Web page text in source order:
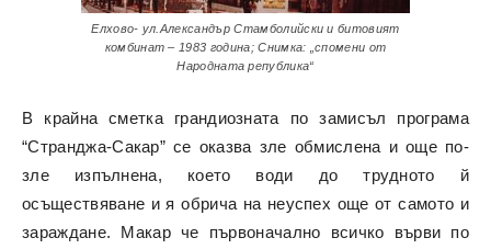
Елхово- ул.Александър Стамболийски и битовият
комбинат – 1983 година; Снимка: „спомени от
Народната република“
В крайна сметка грандиозната по замисъл програма
“Странджа-Сакар” се оказва зле обмислена и още по-
зле изпълнена, което води до трудното й
осъществяване и я обрича на неуспех още от самото и
зараждане. Макар че първоначално всичко върви по